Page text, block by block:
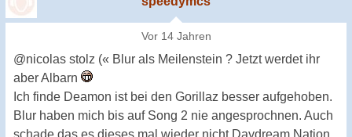
Vor 14 Jahren
@nicolas stolz (« Blur als Meilenstein ? Jetzt werdet ihr
aber Albarn
Ich finde Deamon ist bei den Gorillaz besser aufgehoben.
Blur haben mich bis auf Song 2 nie angesprochnen. Auch
schade das es dieses mal wieder nicht Daydream Nation